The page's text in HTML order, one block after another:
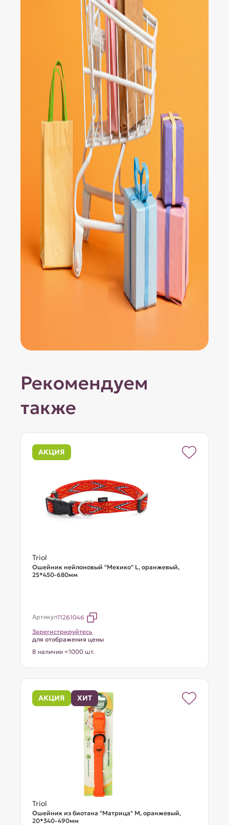
Рекомендуем
также
АКЦИЯ
Triol
Ошейник нейлоновый "Мехико" L, оранжевый,
25*450-680мм
Артикул11261046
Зарегистрируйтесь
для отображения цены
В наличии <1000 шт.
АКЦИЯ ХИТ
Triol
Ошейник из биотана "Матрица" M, оранжевый,
20*340-490мм